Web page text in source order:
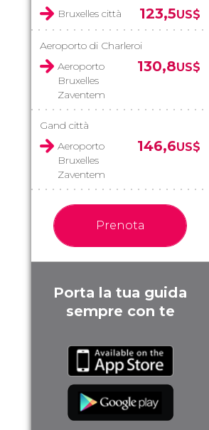
Bruxelles città
123,5US$
Aeroporto di Charleroi
Aeroporto
Bruxelles
Zaventem
130,8US$
Gand città
Aeroporto
Bruxelles
Zaventem
146,6US$
Prenota
Porta la tua guida
sempre con te